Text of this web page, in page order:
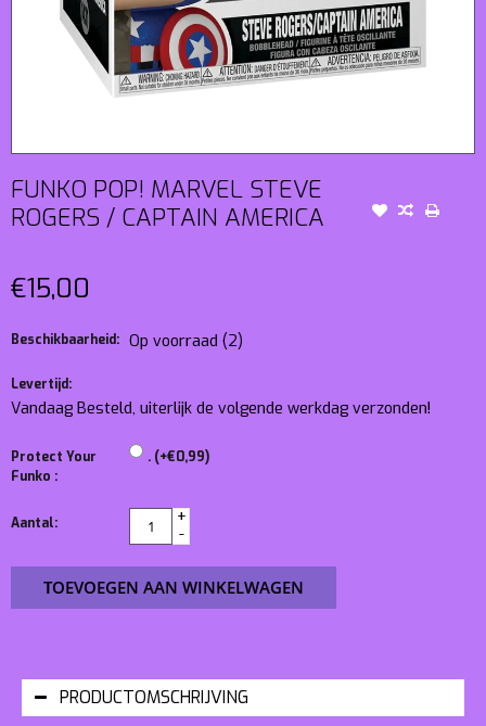
FUNKO POP! MARVEL STEVE
ROGERS / CAPTAIN AMERICA
€15,00
Beschikbaarheid: Op voorraad (2)
Levertijd:
Vandaag Besteld, uiterlijk de volgende werkdag verzonden!
Protect Your
Funko :
. (+€0,99)
Aantal:
+
-
TOEVOEGEN AAN WINKELWAGEN
PRODUCTOMSCHRIJVING